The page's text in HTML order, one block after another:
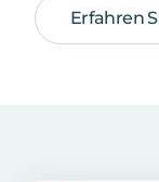
Erfahren